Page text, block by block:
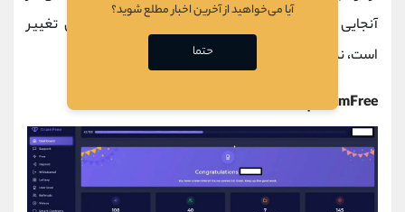
آنجایی که وب سایت رسمی GramFree مدام در حال تغییر
است، نمی توان گفت چه سایتی قانونی است.
GramFree چگونه کار می کند؟
آیا می‌خواهید از آخرین اخبار مطلع شوید؟
حتما